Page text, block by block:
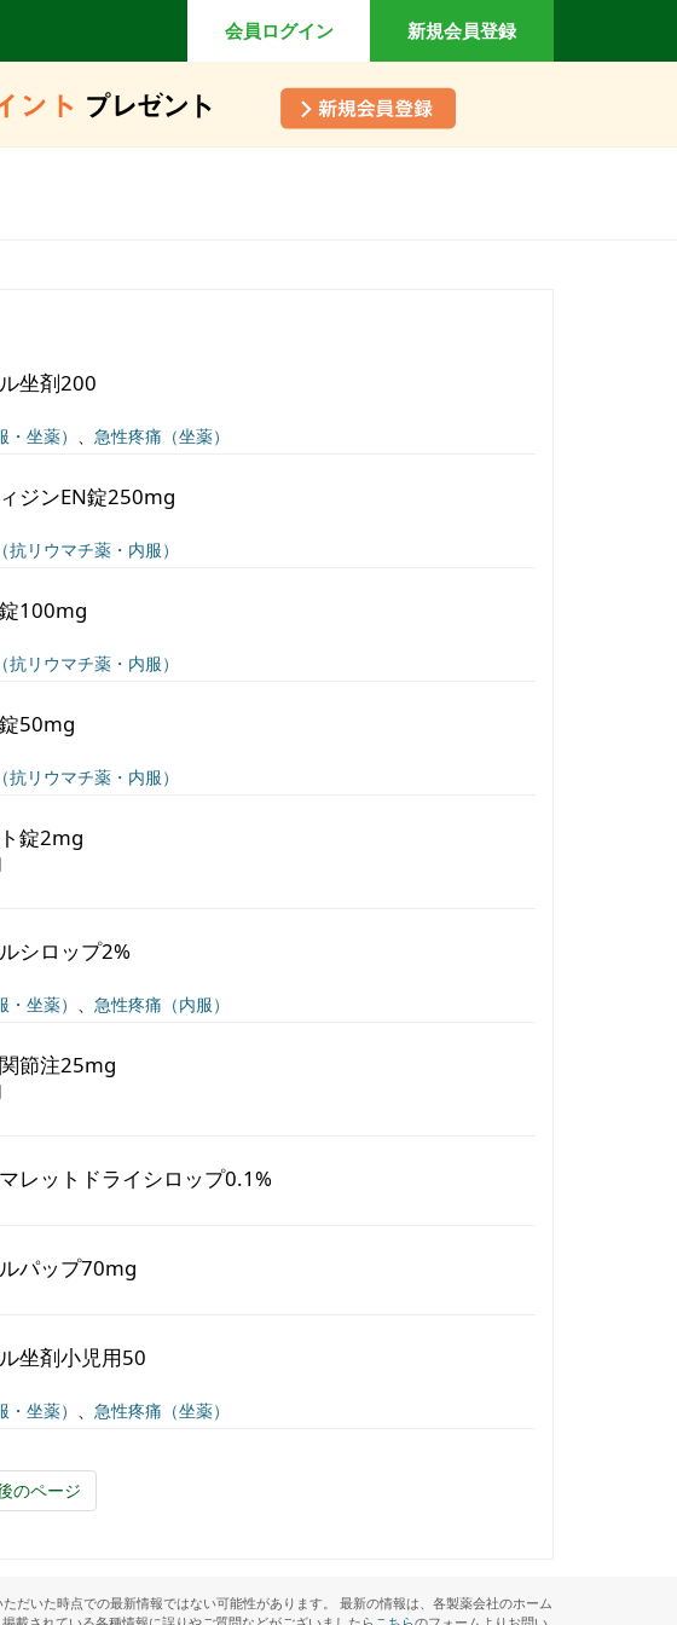
会員ログイン 新規会員登録
坐剤200
坐薬） 、急性疼痛（坐薬）
ジンEN錠250mg
リウマチ薬・内服）
100mg
リウマチ薬・内服）
50mg
リウマチ薬・内服）
錠2mg
シロップ2%
坐薬） 、急性疼痛（内服）
節注25mg
レットドライシロップ0.1%
パップ70mg
坐剤小児用50
坐薬） 、急性疼痛（坐薬）
のページ
だいた時点での最新情報ではない可能性があります。 最新の情報は、各製薬会社のホーム